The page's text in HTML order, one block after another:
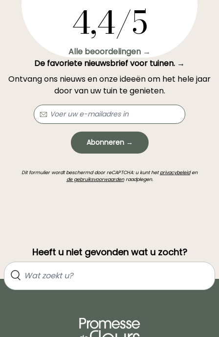
4,4/5
Alle beoordelingen →
De favoriete nieuwsbrief voor tuinen. →
Ontvang ons nieuws en onze ideeën om het hele jaar
door van uw tuin te genieten.
Abonneren →
Dit formulier wordt beschermd door reCAPTCHA: u kunt hetprivacybeleiden
de gebruiksvoorwaardenraadplegen.
Heeft u niet gevonden wat u zocht?